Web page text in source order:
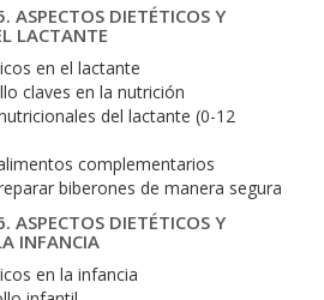
ASPECTOS DIETÉTICOS Y
LACTANTE
en el lactante
claves en la nutrición
del lactante (0-12
complementarios
biberones de manera segura
ASPECTOS DIETÉTICOS Y
INFANCIA
en la infancia